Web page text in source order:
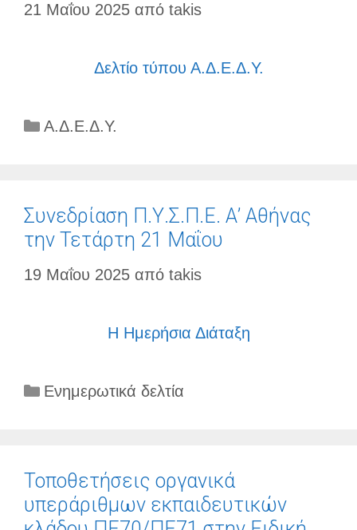
21 Μαΐου 2025 από takis
Δελτίο τύπου Α.Δ.Ε.Δ.Υ.
Κατηγορίες
Α.Δ.Ε.Δ.Υ.
Συνεδρίαση Π.Υ.Σ.Π.Ε. Α’ Αθήνας
την Τετάρτη 21 Μαΐου
19 Μαΐου 2025 από takis
Η Ημερήσια Διάταξη
Κατηγορίες
Ενημερωτικά δελτία
Τοποθετήσεις οργανικά
υπεράριθμων εκπαιδευτικών